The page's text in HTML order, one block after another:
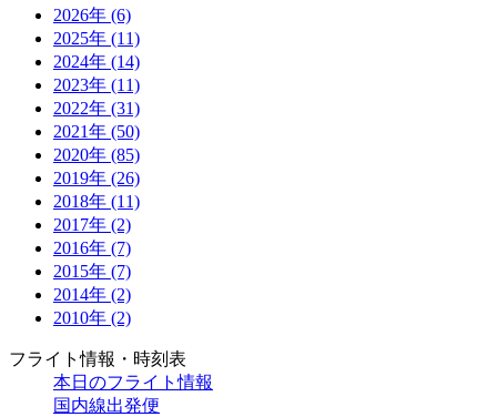
2026年 (6)
2025年 (11)
2024年 (14)
2023年 (11)
2022年 (31)
2021年 (50)
2020年 (85)
2019年 (26)
2018年 (11)
2017年 (2)
2016年 (7)
2015年 (7)
2014年 (2)
2010年 (2)
フライト情報・時刻表
本日のフライト情報
国内線出発便